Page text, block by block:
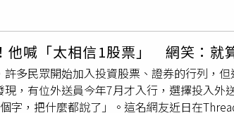
集團得手金額共215萬3916元，盜刷失敗
，他三度來台「只」賺進5萬3848元。檢察
否認偷皮夾和證件。北檢指出，周偉涉犯
偽造準私文書罪，至今仍狡辯不認罪，也
願意多付錢也一律不會放行。這名櫃檯人
幾乎每天都會遇到年輕人前來詢問能否開房
理入住。她表示，櫃檯人員第一步會先觀
若旅客無法提供有效證件，即使能口頭報
齡查驗外，若有成年人陪同未成年人前來
老師帶學生參加比賽、活動入住，通常不
他喊「太相信1股票」 網笑：就
多民眾開始加入投資股票、證券的行列，
，有位外送員今年7月才入行，選擇投入外
字，把什麼都說了」。這名網友近日在